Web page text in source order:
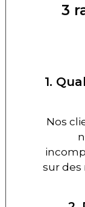
3
1.
Nos
sur des